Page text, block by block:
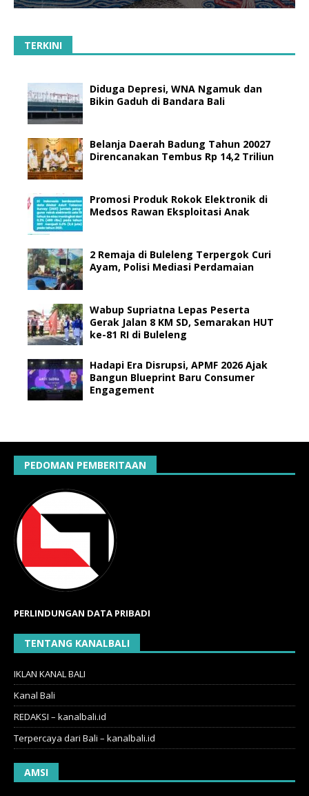
TERKINI
Diduga Depresi, WNA Ngamuk dan
Bikin Gaduh di Bandara Bali
Belanja Daerah Badung Tahun 20027
Direncanakan Tembus Rp 14,2 Triliun
Promosi Produk Rokok Elektronik di
Medsos Rawan Eksploitasi Anak
2 Remaja di Buleleng Terpergok Curi
Ayam, Polisi Mediasi Perdamaian
Wabup Supriatna Lepas Peserta
Gerak Jalan 8 KM SD, Semarakan HUT
ke-81 RI di Buleleng
Hadapi Era Disrupsi, APMF 2026 Ajak
Bangun Blueprint Baru Consumer
Engagement
PEDOMAN PEMBERITAAN
PERLINDUNGAN DATA PRIBADI
TENTANG KANALBALI
IKLAN KANAL BALI
Kanal Bali
REDAKSI – kanalbali.id
Terpercaya dari Bali – kanalbali.id
AMSI